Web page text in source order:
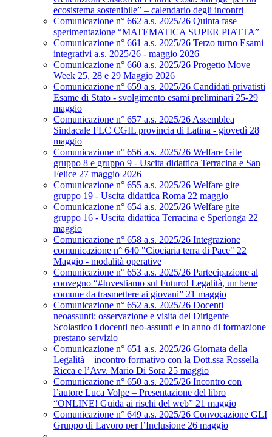
ecosistema sostenibile” – calendario degli incontri
Comunicazione n° 662 a.s. 2025/26 Quinta fase
sperimentazione “MATEMATICA SUPER PIATTA”
Comunicazione n° 661 a.s. 2025/26 Terzo turno Esami
integrativi a.s. 2025/26 - maggio 2026
Comunicazione n° 660 a.s. 2025/26 Progetto Move
Week 25, 28 e 29 Maggio 2026
Comunicazione n° 659 a.s. 2025/26 Candidati privatisti
Esame di Stato - svolgimento esami preliminari 25-29
maggio
Comunicazione n° 657 a.s. 2025/26 Assemblea
Sindacale FLC CGIL provincia di Latina - giovedì 28
maggio
Comunicazione n° 656 a.s. 2025/26 Welfare Gite
gruppo 8 e gruppo 9 - Uscita didattica Terracina e San
Felice 27 maggio 2026
Comunicazione n° 655 a.s. 2025/26 Welfare gite
gruppo 19 - Uscita didattica Roma 22 maggio
Comunicazione n° 654 a.s. 2025/26 Welfare gite
gruppo 16 - Uscita didattica Terracina e Sperlonga 22
maggio
Comunicazione n° 658 a.s. 2025/26 Integrazione
comunicazione n° 640 "Ciociaria terra di Pace" 22
Maggio - modalità operative
Comunicazione n° 653 a.s. 2025/26 Partecipazione al
convegno “#Investiamo sul Futuro! Legalità, un bene
comune da trasmettere ai giovani” 21 maggio
Comunicazione n° 652 a.s. 2025/26 Docenti
neoassunti: osservazione e visita del Dirigente
Scolastico i docenti neo-assunti e in anno di formazione
prestano servizio
Comunicazione n° 651 a.s. 2025/26 Giornata della
Legalità – incontro formativo con la Dott.ssa Rossella
Ricca e l’Avv. Mario Di Sora 25 maggio
Comunicazione n° 650 a.s. 2025/26 Incontro con
l’autore Luca Volpe – Presentazione del libro
“ONLINE! Guida ai rischi del web” 21 maggio
Comunicazione n° 649 a.s. 2025/26 Convocazione GLI
Gruppo di Lavoro per l’Inclusione 26 maggio